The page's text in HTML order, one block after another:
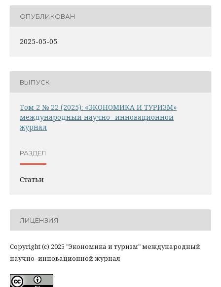
ОПУБЛИКОВАН
2025-05-05
ВЫПУСК
Том 2 № 22 (2025): «ЭКОНОМИКА И ТУРИЗМ»
международный научно- инновационной
журнал
РАЗДЕЛ
Статьи
ЛИЦЕНЗИЯ
Copyright (c) 2025 "Экономика и туризм" международный
научно- инновационной журнал